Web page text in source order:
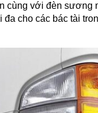
cùng với đèn sương
cho các bác tài